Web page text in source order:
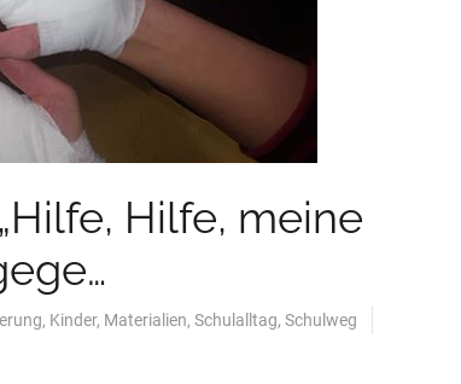
Hilfe, meine
, Kinder, Materialien, Schulalltag, Schulweg